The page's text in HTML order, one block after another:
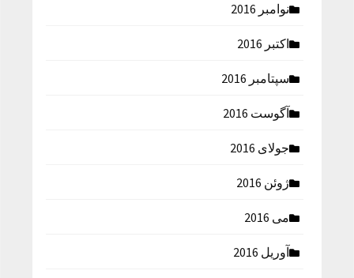
نوامبر 2016
اکتبر 2016
سپتامبر 2016
آگوست 2016
جولای 2016
ژوئن 2016
می 2016
آوریل 2016